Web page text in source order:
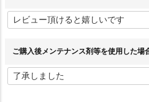
必
須
ご購入後メンテナンス剤等を使用した場